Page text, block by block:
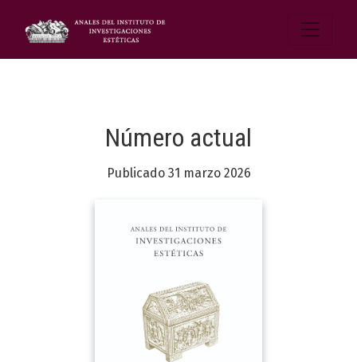
Número actual
Publicado 31 marzo 2026